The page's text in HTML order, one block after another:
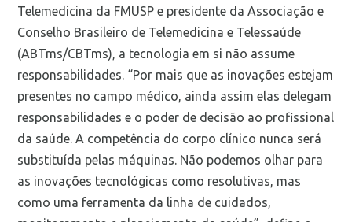
Telemedicina da FMUSP e presidente da Associação e
Conselho Brasileiro de Telemedicina e Telessaúde
(ABTms/CBTms), a tecnologia em si não assume
responsabilidades. “Por mais que as inovações estejam
presentes no campo médico, ainda assim elas delegam
responsabilidades e o poder de decisão ao profissional
da saúde. A competência do corpo clínico nunca será
substituída pelas máquinas. Não podemos olhar para
as inovações tecnológicas como resolutivas, mas
como uma ferramenta da linha de cuidados,